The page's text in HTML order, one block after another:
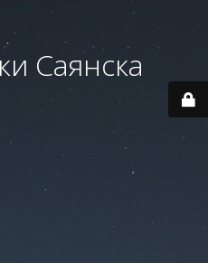
Саянска